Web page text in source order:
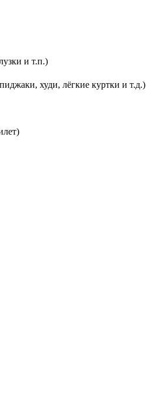
и т.п.)
худи, лёгкие куртки и т.д.)